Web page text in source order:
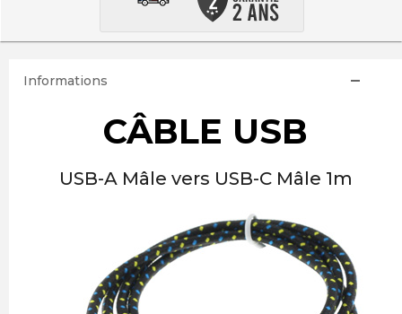
Informations
CÂBLE USB
USB-A Mâle vers USB-C Mâle 1m